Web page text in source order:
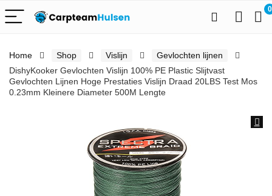
0
Home Shop Vislijn
Gevlochten lijnen
DishyKooker Gevlochten Vislijn 100% PE Plastic Slijtvast
Gevlochten Lijnen Hoge Prestaties Vislijn Draad 20LBS Test Mos
0.23mm Kleinere Diameter 500M Lengte